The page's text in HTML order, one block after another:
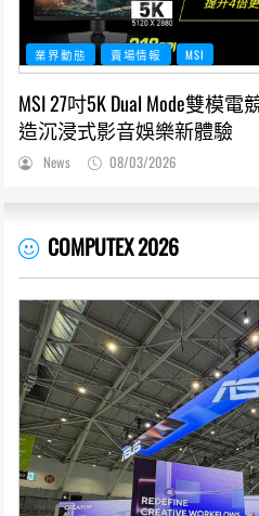
業界動態 賣場情報 MSI
MSI 27吋5K Dual Mode雙模電
造沉浸式影音娛樂新體驗
News 08/03/2026
COMPUTEX 2026